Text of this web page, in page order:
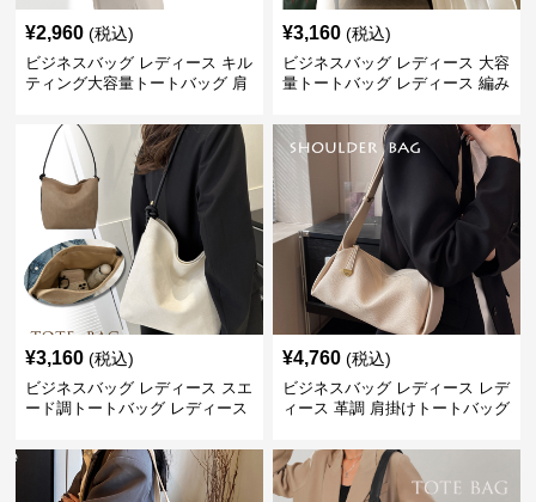
¥2,960 (税込)
ビジネスバッグ レディース キル
ティング大容量トートバッグ 肩
¥3,160 (税込)
ビジネスバッグ レディース 大容
量トートバッグ レディース 編み
¥3,160 (税込)
ビジネスバッグ レディース スエ
ード調トートバッグ レディース
¥4,760 (税込)
ビジネスバッグ レディース レデ
ィース 革調 肩掛けトートバッグ